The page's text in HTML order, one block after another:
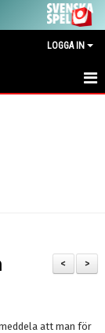
LOGGA IN
>
<
att man för